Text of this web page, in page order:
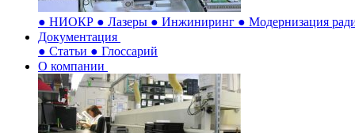
● НИОКР ● Лазеры ● Инжиниринг ● Модернизация
Документация
● Статьи ● Глоссарий
О компании